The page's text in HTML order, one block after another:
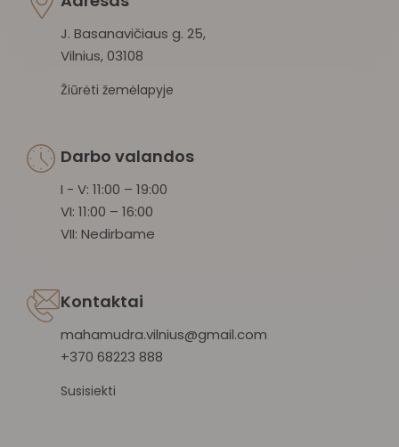
J. Basanavičiaus g. 25,
Vilnius, 03108
Žiūrėti žemėlapyje
Darbo valandos
I - V: 11:00 – 19:00
VI: 11:00 – 16:00
VII: Nedirbame
Kontaktai
mahamudra.vilnius@gmail.com
+370 68223 888
Susisiekti